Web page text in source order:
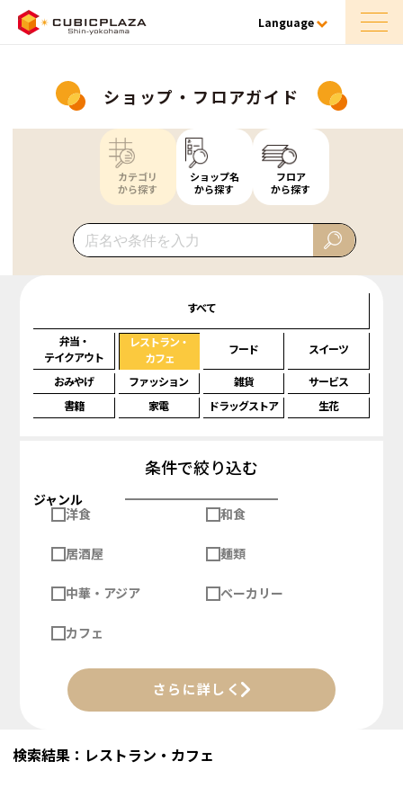
Language
ショップ・フロアガイド
カテゴリ
から探す
ショップ名
から探す
フロア
から探す
すべて
弁当・
テイクアウト
レストラン・
カフェ
フード スイーツ
おみやげ ファッション 雑貨
サービス
書籍
家電 ドラッグストア 生花
条件で絞り込む
ジャンル
洋食
和食
居酒屋 麺類
中華・アジア ベーカリー
カフェ
さらに詳しく
検索結果：レストラン・カフェ